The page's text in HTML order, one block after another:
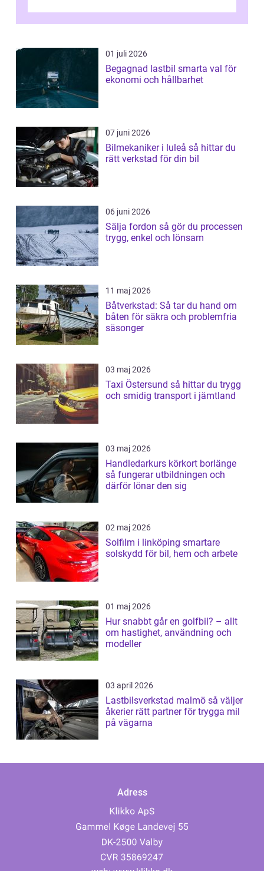
01 juli 2026
Begagnad lastbil smarta val för
ekonomi och hållbarhet
07 juni 2026
Bilmekaniker i luleå så hittar du
rätt verkstad för din bil
06 juni 2026
Sälja fordon så gör du processen
trygg, enkel och lönsam
11 maj 2026
Båtverkstad: Så tar du hand om
båten för säkra och problemfria
säsonger
03 maj 2026
Taxi Östersund så hittar du trygg
och smidig transport i jämtland
03 maj 2026
Handledarkurs körkort borlänge
så fungerar utbildningen och
därför lönar den sig
02 maj 2026
Solfilm i linköping smartare
solskydd för bil, hem och arbete
01 maj 2026
Hur snabbt går en golfbil? – allt
om hastighet, användning och
modeller
03 april 2026
Lastbilsverkstad malmö så väljer
åkerier rätt partner för trygga mil
på vägarna
Adress